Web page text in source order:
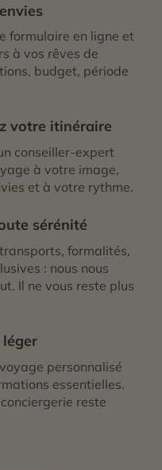
rites animistes. Le roi
« gardien du temple »,
les diolas se transmette
formulaire en ligne et
à vos rêves de
budget, période
votre itinéraire
conseiller-expert
à votre image,
et à votre rythme.
sérénité
formalités,
: nous nous
Il ne vous reste plus
léger
personnalisé
essentielles.
reste